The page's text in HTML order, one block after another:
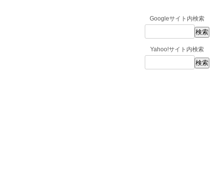
Googleサイト内検索
Yahoo!サイト内検索